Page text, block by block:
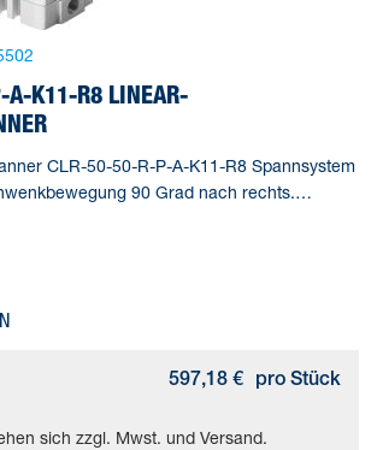
K11-R8 LINEAR-
CLR-50-50-R-P-A-K11-R8 Spannsystem
90 Grad nach rechts.
Kolbenstangengewinde=M10,
597,18 € pro Stück
sich zzgl. Mwst. und Versand.